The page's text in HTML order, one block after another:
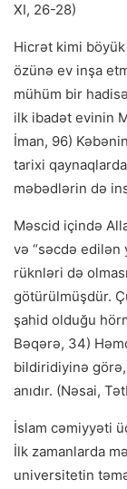
XI, 26-28)
Hicrət kimi
özünə ev inşa
mühüm bir
ilk ibadət evinin
İman, 96)
tarixi
məbədlərin də
Məscid içində
və “səcdə edilən
rüknləri də
götürülmüşdür.
şahid olduğu
Bəqərə, 34)
bildiridiyinə görə,
anıdır. (Nəsai,
İslam cəmiyyəti
İlk zamanlarda
universitetin